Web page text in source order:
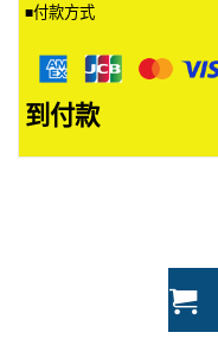
■付款方式
到付款